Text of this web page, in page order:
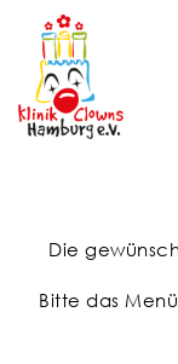
Zum Inhalt
Die
Bitte das